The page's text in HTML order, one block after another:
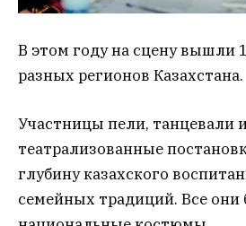
В этом году на сцену вышли
разных регионов Казахстана.
Участницы пели, танцевали
театрализованные
глубину казахского
семейных традиций. Все